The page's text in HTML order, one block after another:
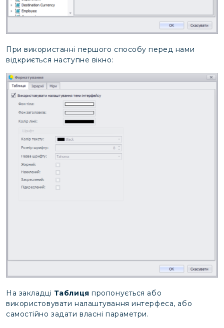
При використанні першого способу перед нами
відкриється наступне вікно:
На закладці Таблиця пропонується або
використовувати налаштування интерфеса, або
самостійно задати власні параметри.